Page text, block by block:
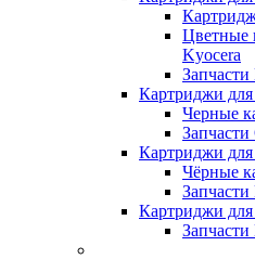
Цветные
Kyocera
Запчасти
Картриджи
Черные
Картриджи
Чёрные
Запчасти
Картриджи